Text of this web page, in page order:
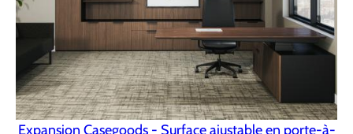
Expansion Casegoods - Surface ajustable en porte-à-